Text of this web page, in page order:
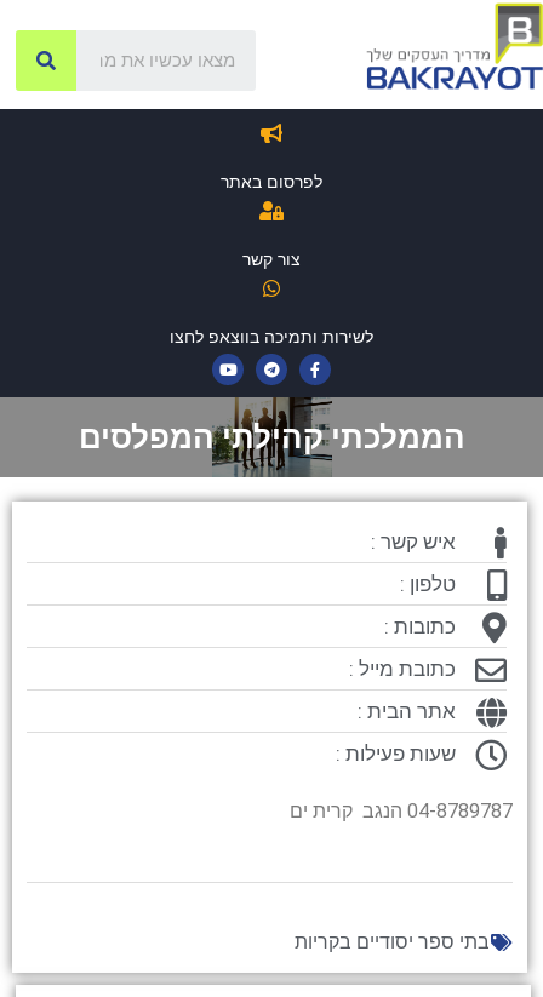
לפרסום באתר
צור קשר
לשירות ותמיכה בווצאפ לחצו
הממלכתי קהילתי המפלסים
איש קשר :
טלפון :
כתובות :
כתובת מייל :
אתר הבית :
שעות פעילות :
04-8789787 הנגב קרית ים
בתי ספר יסודיים בקריות